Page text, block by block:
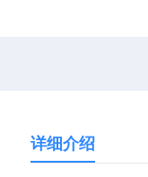
详细介绍